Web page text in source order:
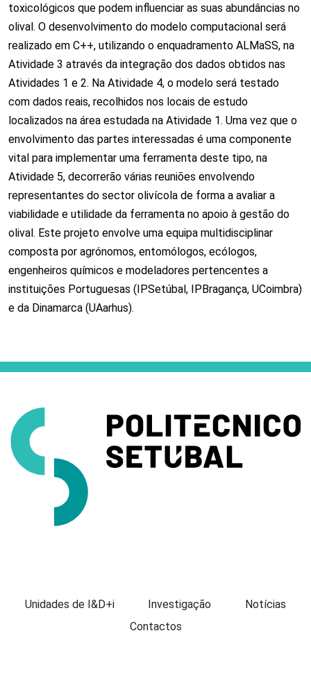
toxicológicos que podem influenciar as suas abundâncias no
olival. O desenvolvimento do modelo computacional será
realizado em C++, utilizando o enquadramento ALMaSS, na
Atividade 3 através da integração dos dados obtidos nas
Atividades 1 e 2. Na Atividade 4, o modelo será testado
com dados reais, recolhidos nos locais de estudo
localizados na área estudada na Atividade 1. Uma vez que o
envolvimento das partes interessadas é uma componente
vital para implementar uma ferramenta deste tipo, na
Atividade 5, decorrerão várias reuniões envolvendo
representantes do sector olivícola de forma a avaliar a
viabilidade e utilidade da ferramenta no apoio à gestão do
olival. Este projeto envolve uma equipa multidisciplinar
composta por agrónomos, entomólogos, ecólogos,
engenheiros químicos e modeladores pertencentes a
instituições Portuguesas (IPSetúbal, IPBragança, UCoimbra)
e da Dinamarca (UAarhus).
Apresentação
Unidades de I&D+i Investigação
Notícias
Contactos